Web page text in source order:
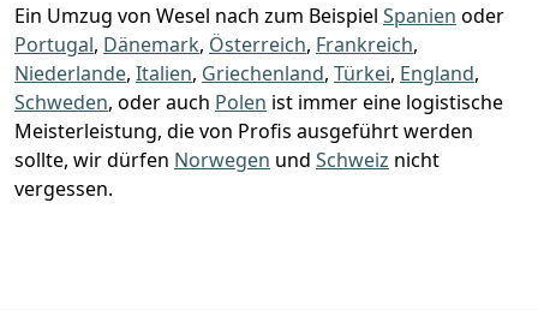
Ein Umzug von Wesel nach zum Beispiel Spanien oder
Portugal, Dänemark, Österreich, Frankreich,
Niederlande, Italien, Griechenland, Türkei, England,
Schweden, oder auch Polen ist immer eine logistische
Meisterleistung, die von Profis ausgeführt werden
sollte, wir dürfen Norwegen und Schweiz nicht
vergessen.